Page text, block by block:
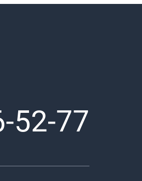
52-77